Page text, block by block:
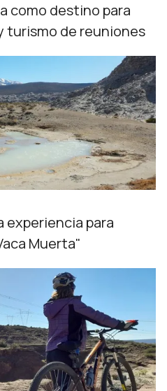
como destino para
turismo de reuniones
experiencia para
Muerta"